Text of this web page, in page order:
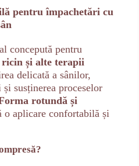
pentru împachetări cu
concepută pentru
și alte terapii
delicată a sânilor,
susținerea proceselor
rotundă și
o aplicare confortabilă și